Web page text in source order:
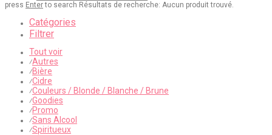
press Enterto search Résultats de recherche: Aucun produit trouvé.
Catégories
Filtrer
Tout voir
⁄Autres
⁄Bière
⁄Cidre
⁄Couleurs / Blonde / Blanche / Brune
⁄Goodies
⁄Promo
⁄Sans Alcool
⁄Spiritueux